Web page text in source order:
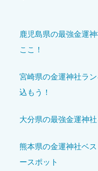
星の数をお選びください
参拝の雰囲気
星の数をお選びください
鹿児島県の最強金運
ここ！
宮崎県の金運神社ラ
込もう！
大分県の最強金運神
熊本県の金運神社ベ
ースポット